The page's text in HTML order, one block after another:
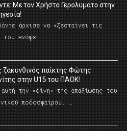
Με τον Χρήστο Γερολυμάτο στην
άρχισε να «ζεσταίνει τις
του ενόψει …
ζακυνθινός παίκτης Φώτης
στην U15 του ΠΑΟΚ!
την «δίνη» της απαξίωσης του
ποδοσφαίρου. …